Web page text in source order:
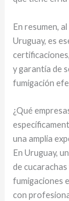
En resumen,
Uruguay, es
y garantía de
fumigación
¿Qué
una amplia
En Uruguay,
de cucarachas
fumigaciones
con